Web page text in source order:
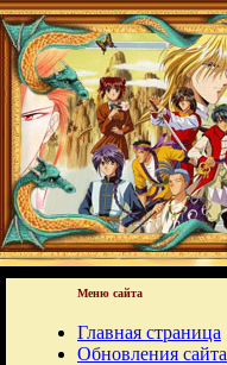
Меню сайта
Главная страница
Обновления сайта